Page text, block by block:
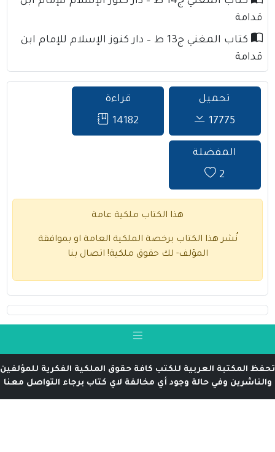
قدامة
كتاب المغني ج13 ط – دار كنوز الإسلام للإمام ابن
قدامة
تحميل
17775
قراءة
14182
المفضلة
2
هذا الكتاب ملكية عامة
نُشر هذا الكتاب برخصة الملكية العامة او بموافقة
المؤلف- لك حقوق ملكية! اتصال بنا
تحفظ المكتبة العربية للكتب كافة حقوق الملكية الفكرية للمؤلفين
والناشرين وفي حالة وجود أي مخالفة لاي كتاب برجاء التواصل معنا